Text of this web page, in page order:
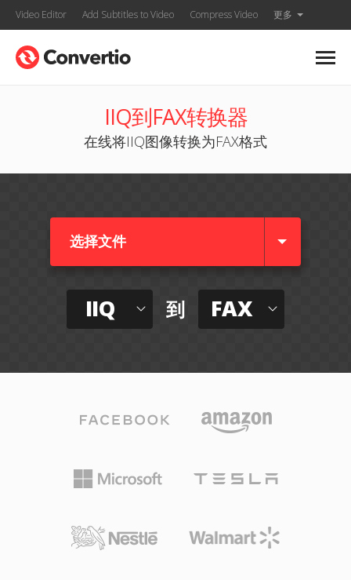
Video Editor Add Subtitles to Video Compress Video 更多
IIQ到FAX转换器
在线将IIQ图像转换为FAX格式
选择文件
IIQ 到 FAX